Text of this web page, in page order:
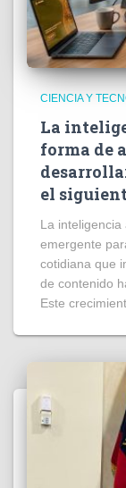
CIENCIA Y
La
forma de
el
La
emergente
cotidiana que
de contenido
Este